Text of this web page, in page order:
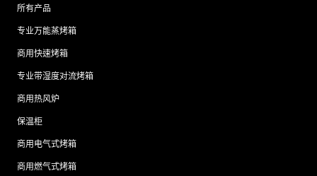
所有产品
专业万能蒸烤箱
商用快速烤箱
专业带湿度对流烤箱
商用热风炉
保温柜
商用电气式烤箱
商用燃气式烤箱